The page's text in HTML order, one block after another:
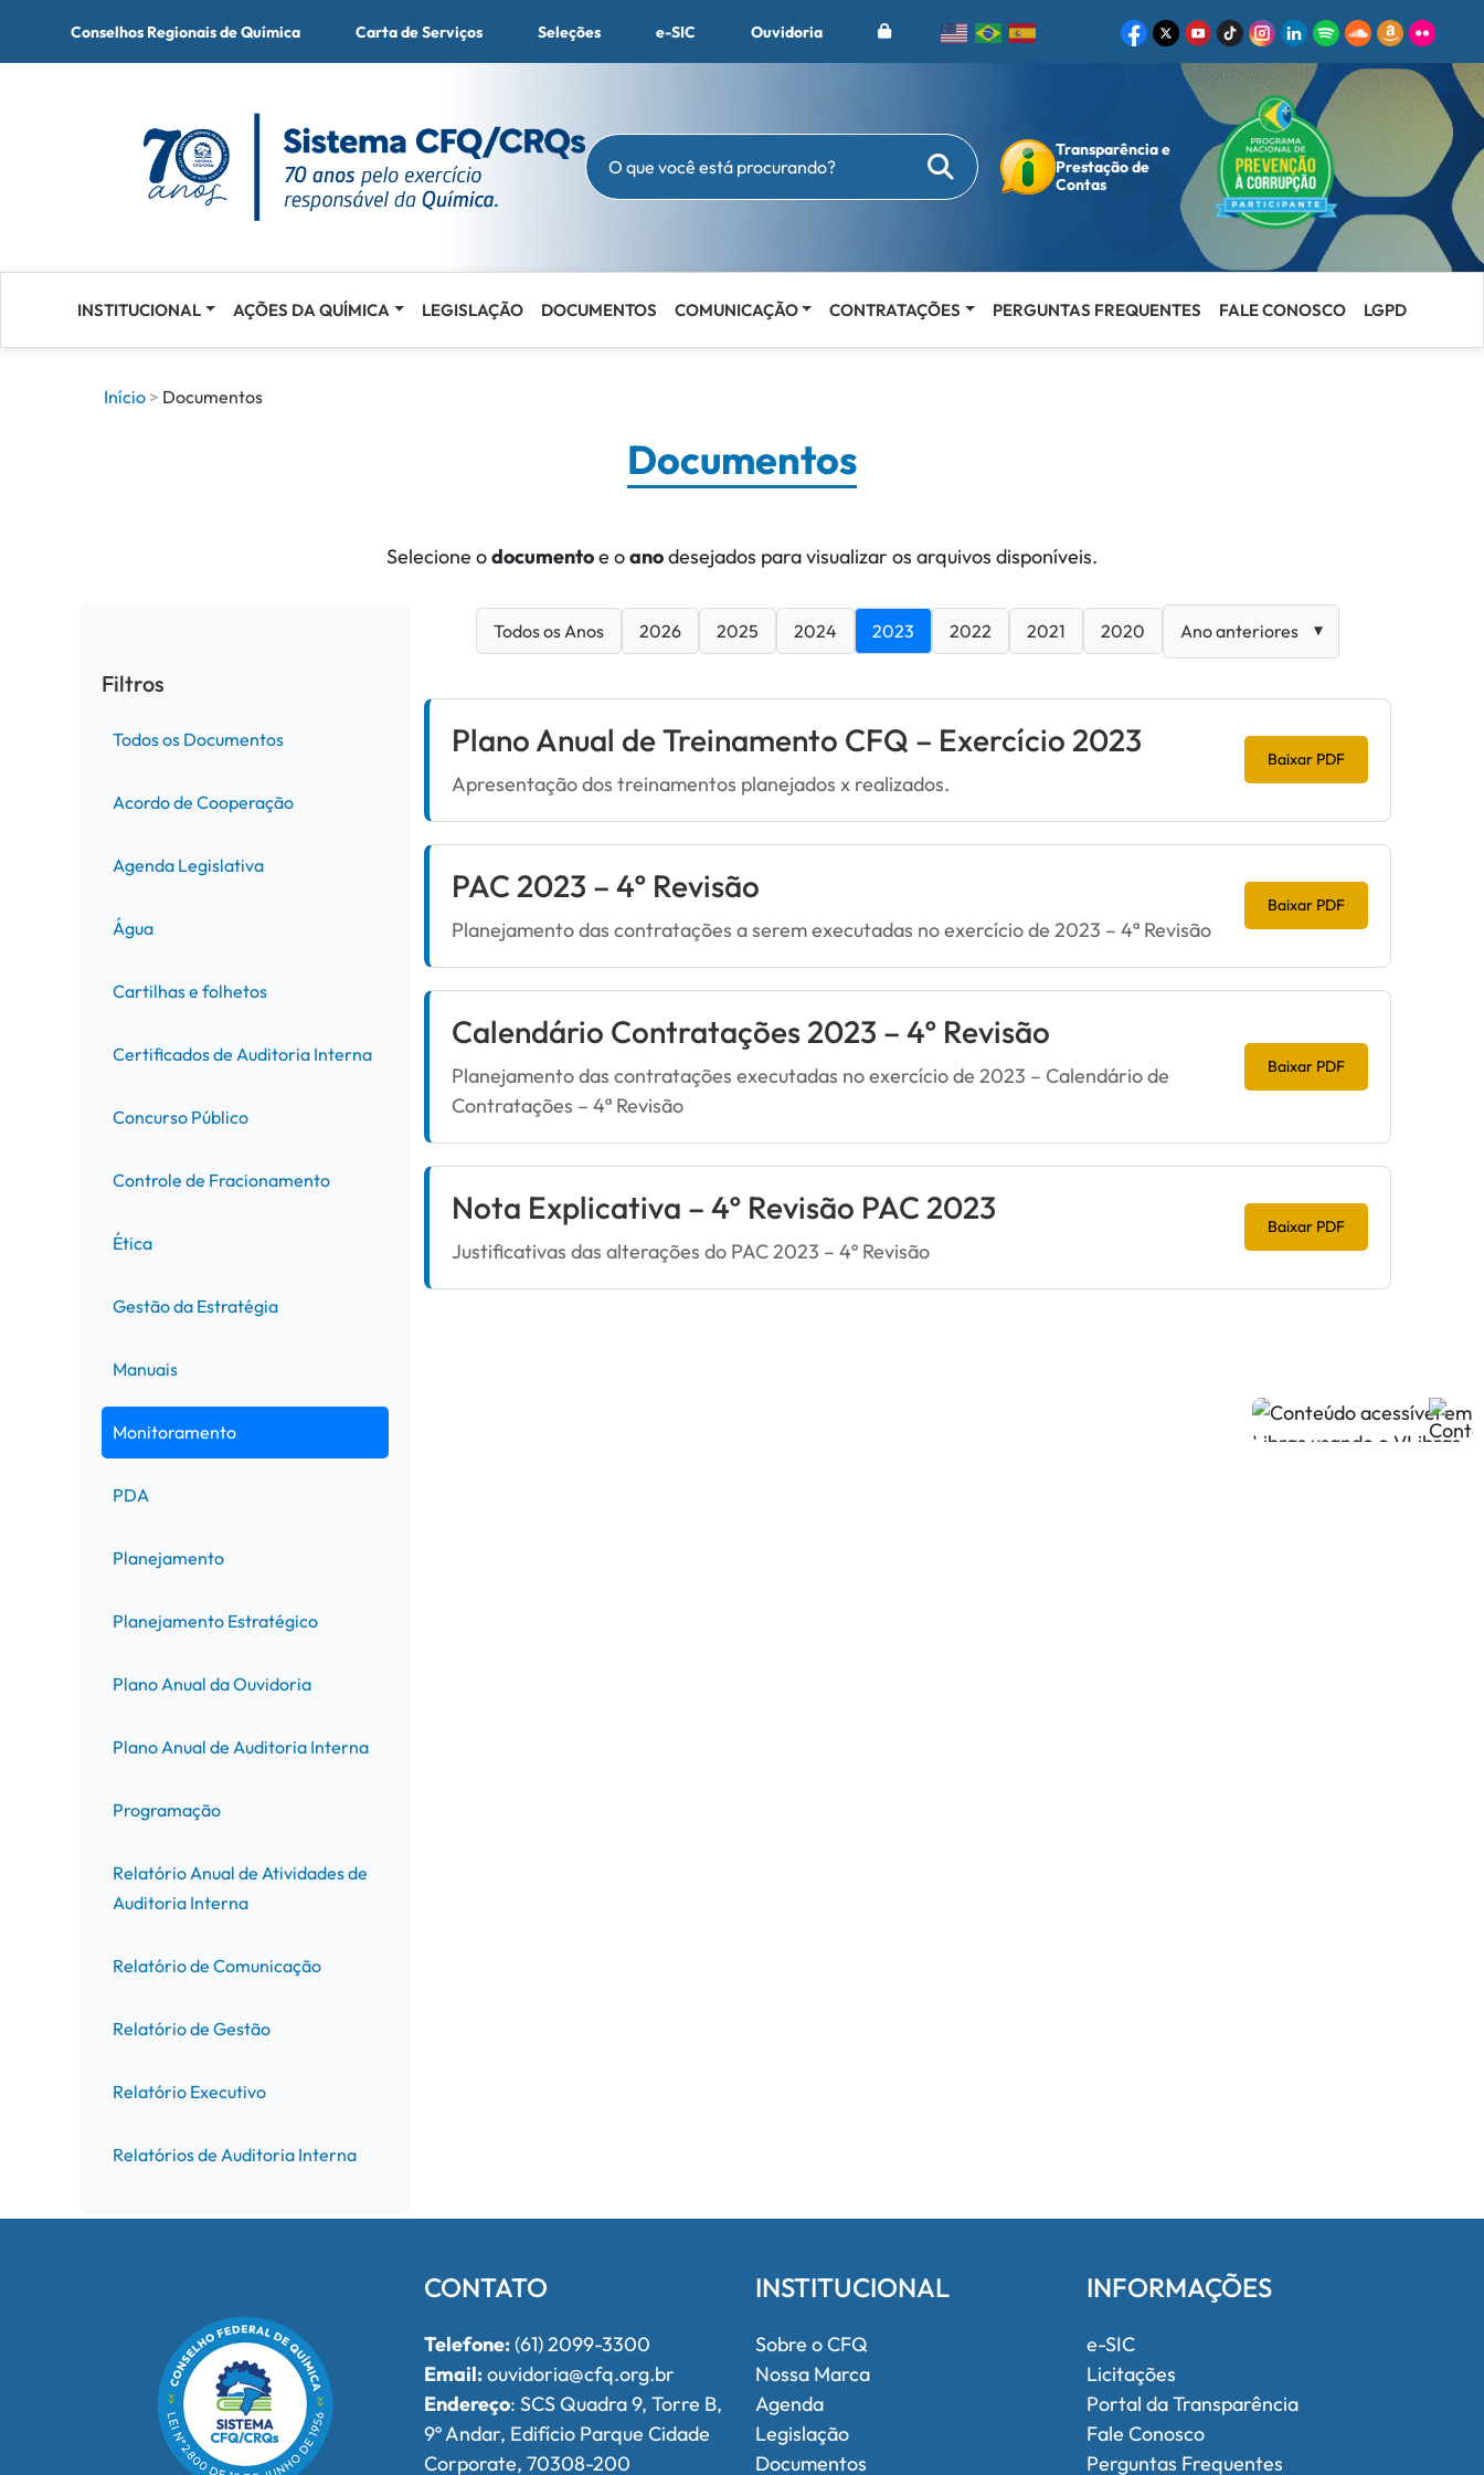
Conselhos Regionais de Química Carta de Serviços Seleções e-SIC Ouvidoria
O que você está procurando? Buscar
Transparência e
Prestação de
Contas
INSTITUCIONAL AÇÕES DA QUÍMICA LEGISLAÇÃO DOCUMENTOS COMUNICAÇÃO CONTRATAÇÕES PERGUNTAS FREQUENTES FALE CONOSCO LGPD
o
Início Documentos
Documentos
Selecione odocumentoe oanodesejados para visualizar os arquivos disponíveis.
Filtros
Todos os Documentos
Acordo de Cooperação
Agenda Legislativa
Água
Cartilhas e folhetos
Certificados de Auditoria Interna
Concurso Público
Controle de Fracionamento
Ética
Gestão da Estratégia
Manuais
Monitoramento
PDA
Planejamento
Planejamento Estratégico
Plano Anual da Ouvidoria
Plano Anual de Auditoria Interna
Programação
Relatório Anual de Atividades de
Auditoria Interna
Relatório de Comunicação
Relatório de Gestão
Relatório Executivo
Relatórios de Auditoria Interna
Todos os Anos 2026 2025 2024 2023 2022 2021 2020
Plano Anual de Treinamento CFQ – Exercício 2023
Apresentação dos treinamentos planejados x realizados.
Baixar PDF
PAC 2023 – 4º Revisão
Planejamento das contratações a serem executadas no exercício de 2023 – 4ª Revisão
Baixar PDF
Calendário Contratações 2023 – 4º Revisão
Planejamento das contratações executadas no exercício de 2023 – Calendário de
Contratações – 4ª Revisão
Baixar PDF
Nota Explicativa – 4º Revisão PAC 2023
Justificativas das alterações do PAC 2023 – 4º Revisão
Baixar PDF
CONTATO
Telefone:(61) 2099-3300
Email:ouvidoria@cfq.org.br
Endereço: SCS Quadra 9, Torre B,
9º Andar, Edifício Parque Cidade
Corporate, 70308-200
INSTITUCIONAL
Sobre o CFQ
Nossa Marca
Agenda
Legislação
Documentos
INFORMAÇÕES
e-SIC
Licitações
Portal da Transparência
Fale Conosco
Perguntas Frequentes